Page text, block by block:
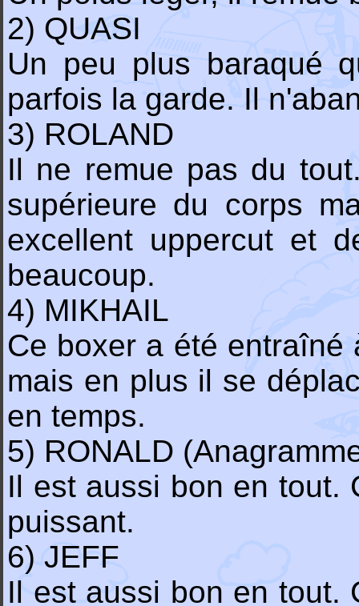
2) QUASI
Un peu plus baraqué
parfois la garde. Il
3) ROLAND
Il ne remue pas du
supérieure du corps
excellent uppercut et
beaucoup.
4) MIKHAIL
Ce boxer a été entraîné
mais en plus il se
en temps.
5) RONALD
Il est aussi bon en tout.
puissant.
6) JEFF
Il est aussi bon en tout.